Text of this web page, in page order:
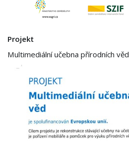
Projekt
Multimediální učebna přírodních věd